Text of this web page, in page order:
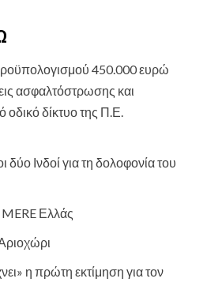
450.000 ευρώ
ασφαλτόστρωσης και
οδικό δίκτυο της Π.Ε.
Ινδοί για τη δολοφονία του
Ελλάς
η πρώτη εκτίμηση για τον